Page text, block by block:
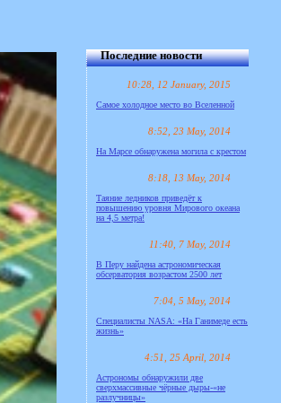
Последние новости
10:28, 12 January, 2015
Самое холодное место во Вселенной
8:52, 23 May, 2014
На Марсе обнаружена могила с крестом
8:18, 13 May, 2014
Таяние ледников приведёт к
повышению уровня Мирового океана
на 4,5 метра!
11:40, 7 May, 2014
В Перу найдена астрономическая
обсерватория возрастом 2500 лет
7:04, 5 May, 2014
Специалисты NASA: «На Ганимеде есть
жизнь»
4:51, 25 April, 2014
Астрономы обнаружили две
сверхмассивные чёрные дыры-«не
разлучницы»